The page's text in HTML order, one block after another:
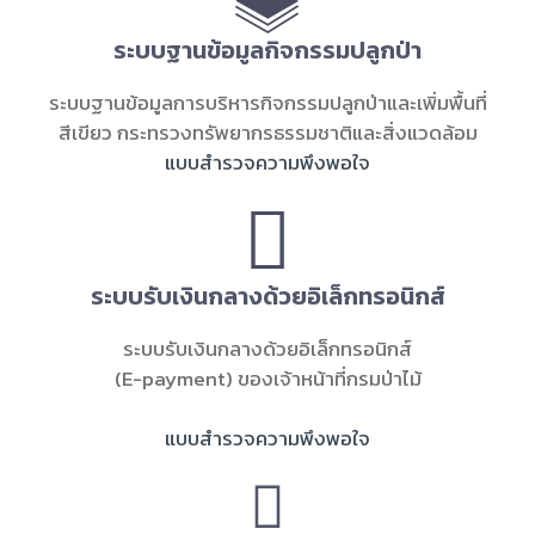
ระบบฐานข้อมูลกิจกรรมปลูกป่า
ระบบฐานข้อมูลการบริหารกิจกรรมปลูกป่าและเพิ่มพื้นที่
สีเขียว กระทรวงทรัพยากรธรรมชาติและสิ่งแวดล้อม
แบบสำรวจความพึงพอใจ
ระบบรับเงินกลางด้วยอิเล็กทรอนิกส์
ระบบรับเงินกลางด้วยอิเล็กทรอนิกส์
(E-payment) ของเจ้าหน้าที่กรมป่าไม้
แบบสำรวจความพึงพอใจ